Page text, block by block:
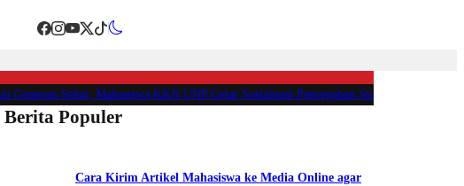
Sehat, Mahasiswa KKN UNP Gelar Sosialisasi Pencegahan Stunting di Nagari
Berita Populer
Cara Kirim Artikel Mahasiswa ke Media Online agar